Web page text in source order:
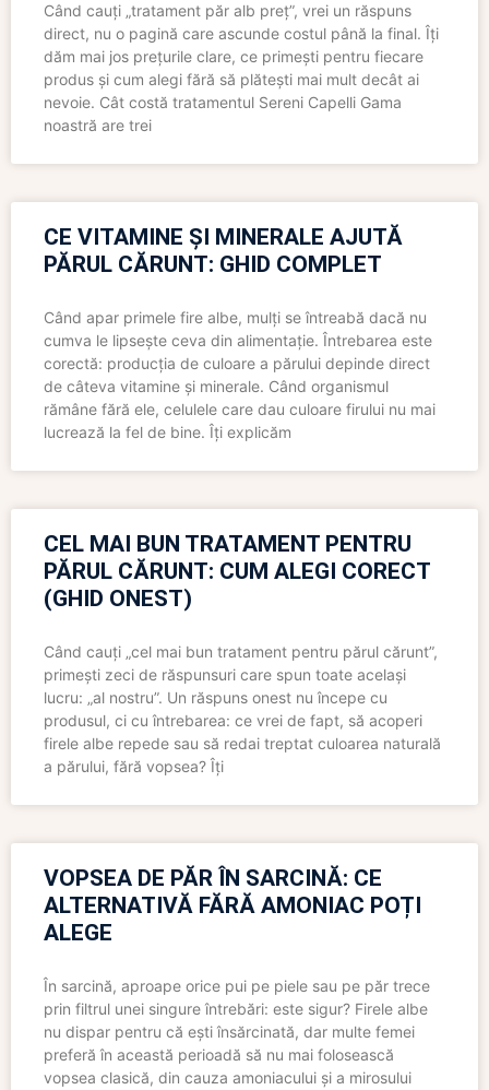
Când cauți „tratament păr alb preț”, vrei un răspuns
direct, nu o pagină care ascunde costul până la final. Îți
dăm mai jos prețurile clare, ce primești pentru fiecare
produs și cum alegi fără să plătești mai mult decât ai
nevoie. Cât costă tratamentul Sereni Capelli Gama
noastră are trei
CE VITAMINE ȘI MINERALE AJUTĂ
PĂRUL CĂRUNT: GHID COMPLET
Când apar primele fire albe, mulți se întreabă dacă nu
cumva le lipsește ceva din alimentație. Întrebarea este
corectă: producția de culoare a părului depinde direct
de câteva vitamine și minerale. Când organismul
rămâne fără ele, celulele care dau culoare firului nu mai
lucrează la fel de bine. Îți explicăm
CEL MAI BUN TRATAMENT PENTRU
PĂRUL CĂRUNT: CUM ALEGI CORECT
(GHID ONEST)
Când cauți „cel mai bun tratament pentru părul cărunt”,
primești zeci de răspunsuri care spun toate același
lucru: „al nostru”. Un răspuns onest nu începe cu
produsul, ci cu întrebarea: ce vrei de fapt, să acoperi
firele albe repede sau să redai treptat culoarea naturală
a părului, fără vopsea? Îți
VOPSEA DE PĂR ÎN SARCINĂ: CE
ALTERNATIVĂ FĂRĂ AMONIAC POȚI
ALEGE
În sarcină, aproape orice pui pe piele sau pe păr trece
prin filtrul unei singure întrebări: este sigur? Firele albe
nu dispar pentru că ești însărcinată, dar multe femei
preferă în această perioadă să nu mai folosească
vopsea clasică, din cauza amoniacului și a mirosului